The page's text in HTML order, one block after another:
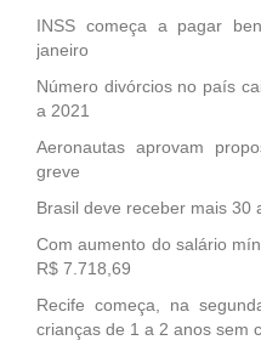
INSS começa a pagar
janeiro
Número divórcios no país
a 2021
Aeronautas aprovam
greve
Brasil deve receber mais 30
Com aumento do salário
R$ 7.718,69
Recife começa, na
crianças de 1 a 2 anos sem